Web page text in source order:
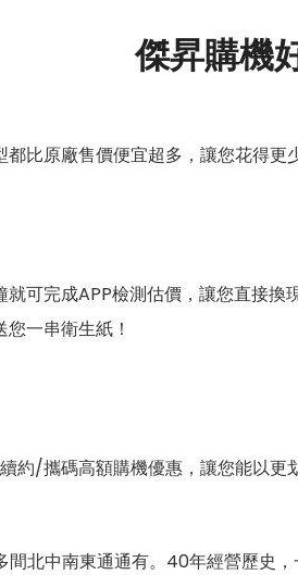
傑昇購機
比原廠售價便宜超多，讓您花得更
可完成APP檢測估價，讓您直接
一串衛生紙！
/攜碼高額購機優惠，讓您能以更
北中南東通通有。40年經營歷史